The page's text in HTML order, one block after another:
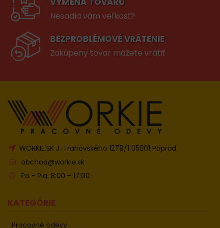
Nesadla vám veľkosť?
BEZPROBLÉMOVÉ VRÁTENIE
Zakúpeny tovar môžete vrátiť
WORKIE.SK J. Tranovského 1279/1 05801 Poprad
obchod@workie.sk
Po - Pia: 8:00 - 17:00
KATEGÓRIE
Pracovné odevy